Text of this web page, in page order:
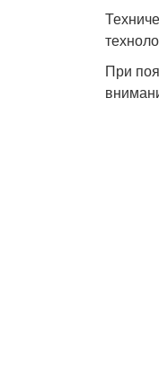
При